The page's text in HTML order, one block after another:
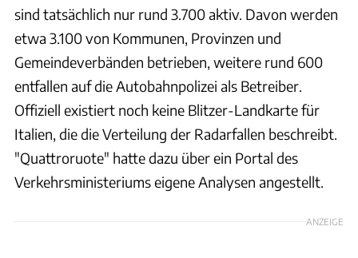
sind tatsächlich nur rund 3.700 aktiv. Davon werden
etwa 3.100 von Kommunen, Provinzen und
Gemeindeverbänden betrieben, weitere rund 600
entfallen auf die Autobahnpolizei als Betreiber.
Offiziell existiert noch keine Blitzer-Landkarte für
Italien, die die Verteilung der Radarfallen beschreibt.
"Quattroruote" hatte dazu über ein Portal des
Verkehrsministeriums eigene Analysen angestellt.
ANZEIGE